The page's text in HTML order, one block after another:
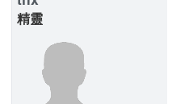
精靈